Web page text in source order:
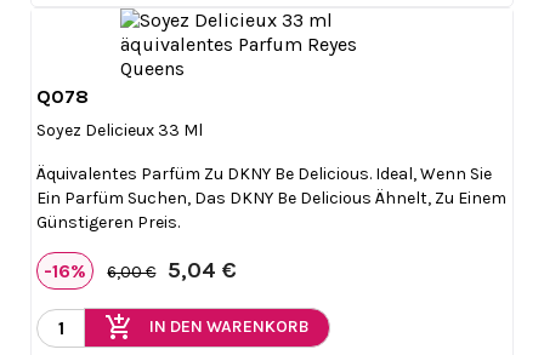
Q078
Soyez Delicieux 33 Ml
Äquivalentes Parfüm Zu DKNY Be Delicious. Ideal, Wenn Sie
Ein Parfüm Suchen, Das DKNY Be Delicious Ähnelt, Zu Einem
Günstigeren Preis.
-16% 6,00 € 5,04 €
add_shopping_cart IN DEN WARENKORB